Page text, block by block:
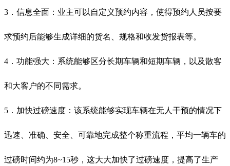
3．信息全面：业主可以自定义预约内容，使得预约人员按要
求预约后能够生成详细的货名、规格和收发货报表等。
4．功能强大：系统能够区分长期车辆和短期车辆，以及散客
和大客户的不同需求。
5．加快过磅速度：该系统能够实现车辆在无人干预的情况下
迅速、准确、安全、可靠地完成整个称重流程，平均一辆车的
过磅时间约为8~15秒，这大大加快了过磅速度，提高了生产